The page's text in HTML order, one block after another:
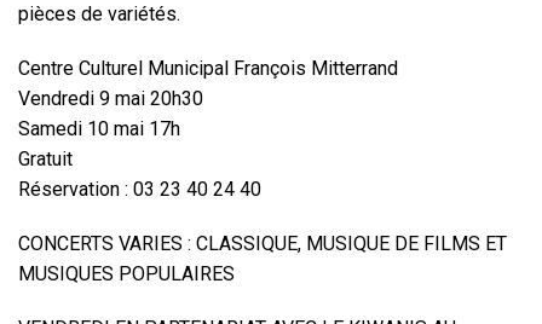
pièces de variétés.
Centre Culturel Municipal François Mitterrand
Vendredi 9 mai 20h30
Samedi 10 mai 17h
Gratuit
Réservation : 03 23 40 24 40
CONCERTS VARIES : CLASSIQUE, MUSIQUE DE FILMS ET
MUSIQUES POPULAIRES